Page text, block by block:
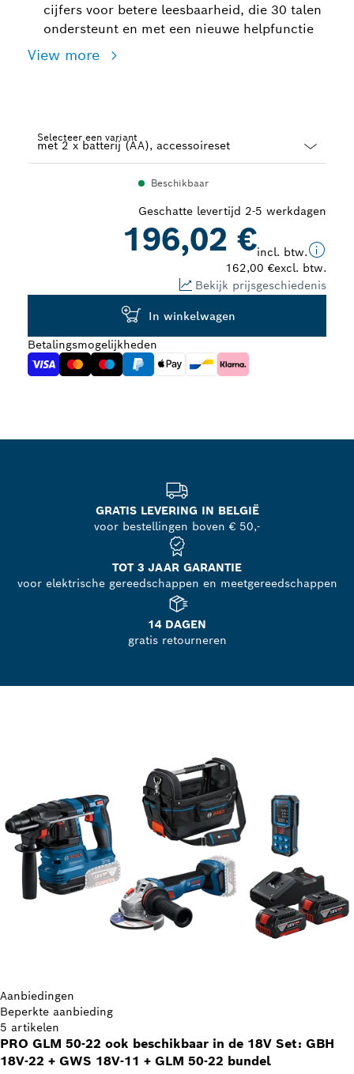
cijfers voor betere leesbaarheid, die 30 talen
ondersteunt en met een nieuwe helpfunctie
View more
Selecteer een variant
Beschikbaar
Geschatte levertijd 2-5 werkdagen
196,02 €incl. btw.
162,00 €excl. btw.
Bekijk prijsgeschiedenis
In winkelwagen
Betalingsmogelijkheden
GRATIS LEVERING IN BELGIË
voor bestellingen boven € 50,-
TOT 3 JAAR GARANTIE
voor elektrische gereedschappen en meetgereedschappen
14 DAGEN
gratis retourneren
Aanbiedingen
Beperkte aanbieding
5 artikelen
PRO GLM 50-22 ook beschikbaar in de 18V Set: GBH
18V-22 + GWS 18V-11 + GLM 50-22 bundel